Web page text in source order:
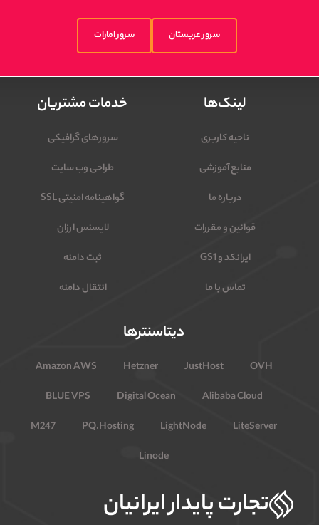
سرور امارات سرور عربستان
خدمات مشتریان
سرورهای گرافیکی
طراحی وب سایت
گواهینامه امنیتی SSL
لایسنس ارزان
ثبت دامنه
انتقال دامنه
لینک‌ها
ناحیه کاربری
منابع آموزشی
درباره ما
قوانین و مقررات
ایرانکد و GS1
تماس با ما
دیتاسنترها
Amazon AWS Hetzner JustHost
OVH
BLUE VPS
Digital Ocean
Alibaba Cloud
M247
PQ.Hosting LightNode
LiteServer
Linode
تجارت پایدار ایرانیان